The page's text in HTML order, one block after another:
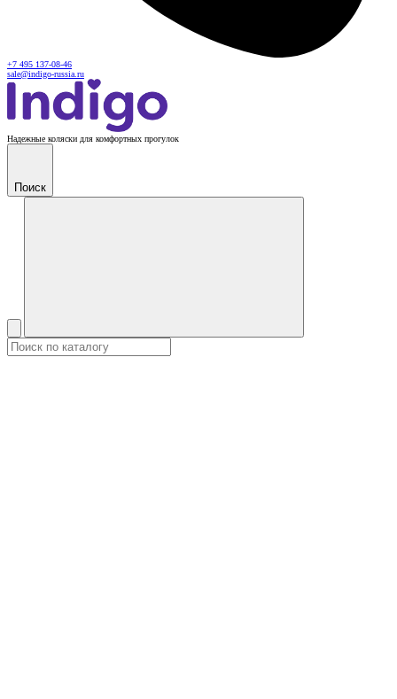
+7 495 137-08-46
sale@indigo-russia.ru
Надежные коляски для комфортных прогулок
Поиск